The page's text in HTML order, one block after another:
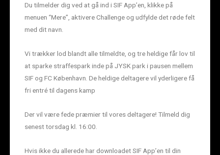
Du tilmelder dig ved at gå ind i SIF App’en, klikke på
menuen “Mere”, aktivere Challenge og udfylde det røde felt
med dit navn.
Vi trækker lod blandt alle tilmeldte, og tre heldige får lov til
at sparke straffespark inde på JYSK park i pausen mellem
SIF og FC København. De heldige deltagere vil yderligere få
fri entré til dagens kamp
Der vil være fede præmier til vores deltagere! Tilmeld dig
senest torsdag kl. 16:00.
Hvis ikke du allerede har downloadet SIF App’en til din